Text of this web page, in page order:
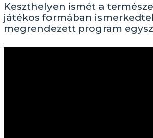
Keszthelyen ismét a
játékos formában
megrendezett program